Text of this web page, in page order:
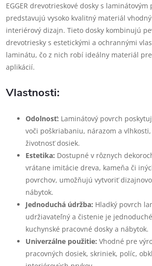
EGGER drevotrieskové dosky s laminátovým
predstavujú vysoko kvalitný materiál
interiérový dizajn. Tieto dosky kombinujú
drevotriesky s estetickými a ochrannými
laminátu, čo z nich robí ideálny materiál
aplikácií.
Vlastnosti:
Odolnosť: Laminátový povrch
voči poškriabaniu, nárazom a
životnosť dosiek.
Estetika: Dostupné v rôznych
vrátane imitácie dreva, kameňa či
povrchov, umožňujú vytvoriť
nábytok.
Jednoduchá údržba: Hladký povrch
udržiavateľný a čistenie je
kuchynské pracovné dosky a nábytok.
Univerzálne použitie: Vhodné pre
pracovných dosiek, skriniek, políc,